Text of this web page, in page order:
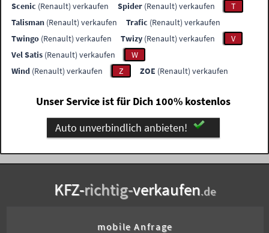
Scenic (Renault) verkaufen Spider (Renault) verkaufen
T
Talisman (Renault) verkaufen Trafic (Renault) verkaufen
Twingo (Renault) verkaufen Twizy (Renault) verkaufen
V
Vel Satis (Renault) verkaufen
W
Wind (Renault) verkaufen Z ZOE (Renault) verkaufen
Unser Service ist für Dich 100% kostenlos
Auto unverbindlich anbieten!
KFZ-richtig-verkaufen.de
mobile Anfrage